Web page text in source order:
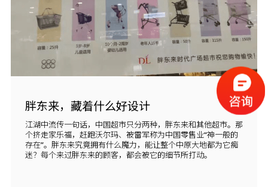
胖东来，藏着什么好设计
江湖中流传一句话，中国超市只分两种，胖东来和其他超市。那
个挤走家乐福，赶跑沃尔玛、被雷军称为中国零售业“神一般的
存在”。胖东来究竟拥有什么魔力，能让整个中原大地都为它痴
迷？每个来过胖东来的顾客，都会被它的细节所打动。